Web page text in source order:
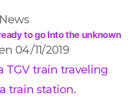
News
to go Into the unknown
04/11/2019